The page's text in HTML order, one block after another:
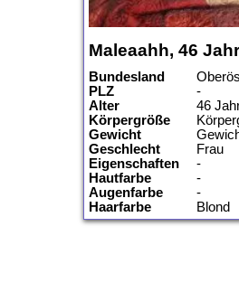
Maleaahh, 46
Bundesland
PLZ
-
Alter
46
Körpergröße
Gewicht
Geschlecht
Frau
Eigenschaften
-
Hautfarbe
-
Augenfarbe
-
Haarfarbe
Blond